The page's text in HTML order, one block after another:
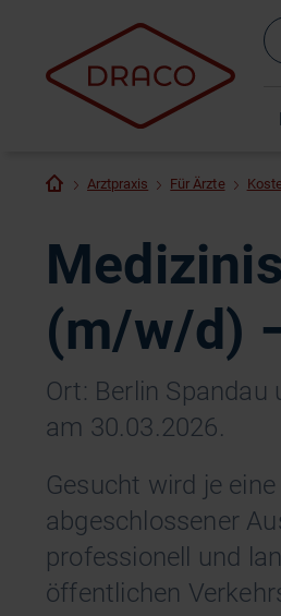
Arztpraxis Für Ärzte
(m/w/d)
Ort: Berlin
am 30.03.2026.
Gesucht wird je
abgeschlossener
professionell und
öffentlichen